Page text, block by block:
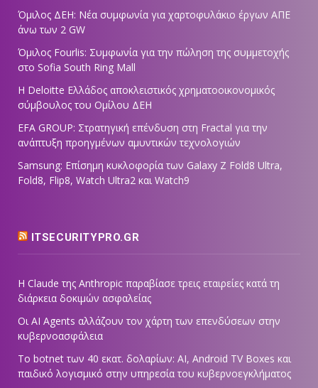
Όμιλος ΔΕΗ: Νέα συμφωνία για χαρτοφυλάκιο έργων ΑΠΕ
άνω των 2 GW
Όμιλος Fourlis: Συμφωνία για την πώληση της συμμετοχής
στο Sofia South Ring Mall
Η Deloitte Ελλάδος αποκλειστικός χρηματοοικονομικός
σύμβουλος του Ομίλου ΔΕΗ
EFA GROUP: Στρατηγική επένδυση στη Fractal για την
ανάπτυξη προηγμένων αμυντικών τεχνολογιών
Samsung: Επίσημη κυκλοφορία των Galaxy Z Fold8 Ultra,
Fold8, Flip8, Watch Ultra2 και Watch9
ITSECURITYPRO.GR
Η Claude της Anthropic παραβίασε τρεις εταιρείες κατά τη
διάρκεια δοκιμών ασφαλείας
Οι AI Agents αλλάζουν τον χάρτη των επενδύσεων στην
κυβερνοασφάλεια
Το botnet των 40 εκατ. δολαρίων: AI, Android TV Boxes και
παιδικό λογισμικό στην υπηρεσία του κυβερνοεγκλήματος